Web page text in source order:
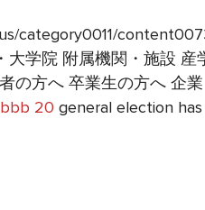
category0011/
学院 附属機関・施設 産
の方へ 卒業生の方へ 企
20 general election